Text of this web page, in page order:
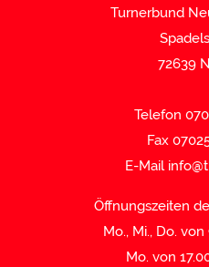
Turnerbund
72639
Telefon
Fax
E-Mail
Öffnungszeiten
Mo., Mi., Do.
Mo. von